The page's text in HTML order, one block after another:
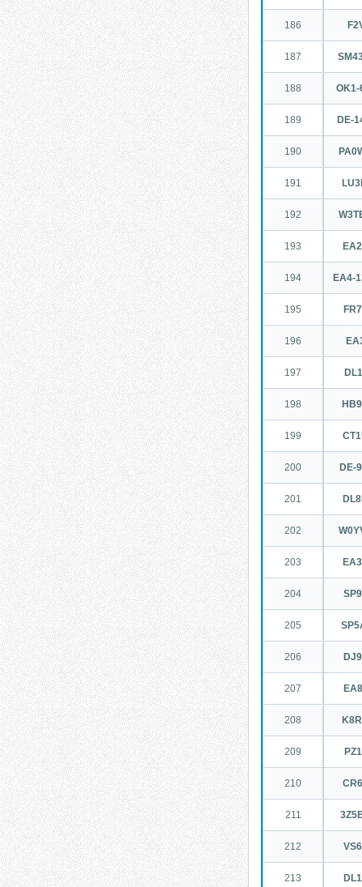
186
187
188 OK1-
189 DE-
190
191
192
193
194 EA4-
195
196
197
198
199
200 DE-
201
202
203
204
205
206
207
208
209
210
211
212
213